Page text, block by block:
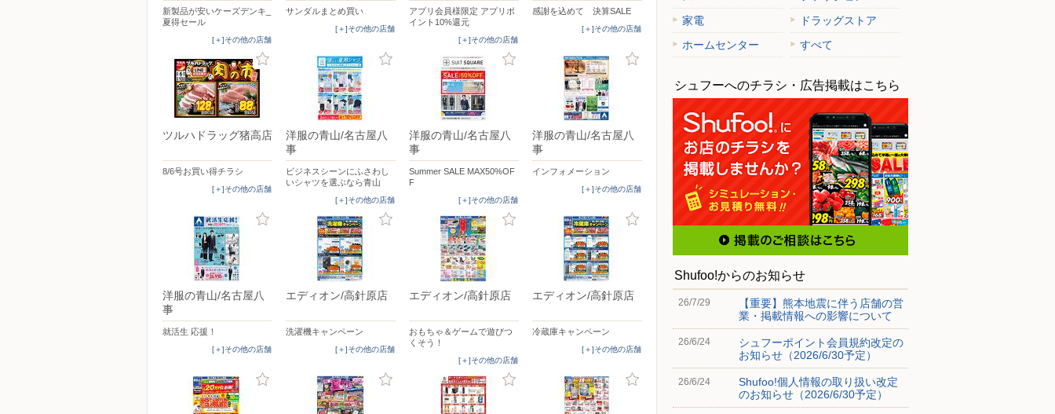
新製品が安いケーズデンキ_
夏得セール
[＋]その他の店舗
サンダルまとめ買い
[＋]その他の店舗
アプリ会員様限定 アプリポ
イント10%還元
[＋]その他の店舗
感謝を込めて 決算SALE
[＋]その他の店舗
ツルハドラッグ猪高店
8/6号お買い得チラシ
[＋]その他の店舗
洋服の青山/名古屋八
事
ビジネスシーンにふさわし
いシャツを選ぶなら青山
[＋]その他の店舗
洋服の青山/名古屋八
事
Summer SALE MAX50%OF
F
[＋]その他の店舗
洋服の青山/名古屋八
事
インフォメーション
[＋]その他の店舗
洋服の青山/名古屋八
事
就活生 応援！
[＋]その他の店舗
エディオン/高針原店
洗濯機キャンペーン
[＋]その他の店舗
エディオン/高針原店
おもちゃ＆ゲームで遊びつ
くそう！
[＋]その他の店舗
エディオン/高針原店
冷蔵庫キャンペーン
[＋]その他の店舗
家電
ドラッグストア
ホームセンター
すべて
シュフーへのチラシ・広告掲載はこちら
Shufoo!からのお知らせ
26/7/29
【重要】熊本地震に伴う店舗の営
業・掲載情報への影響について
26/6/24
シュフーポイント会員規約改定の
お知らせ（2026/6/30予定）
26/6/24
Shufoo!個人情報の取り扱い改定
のお知らせ（2026/6/30予定）